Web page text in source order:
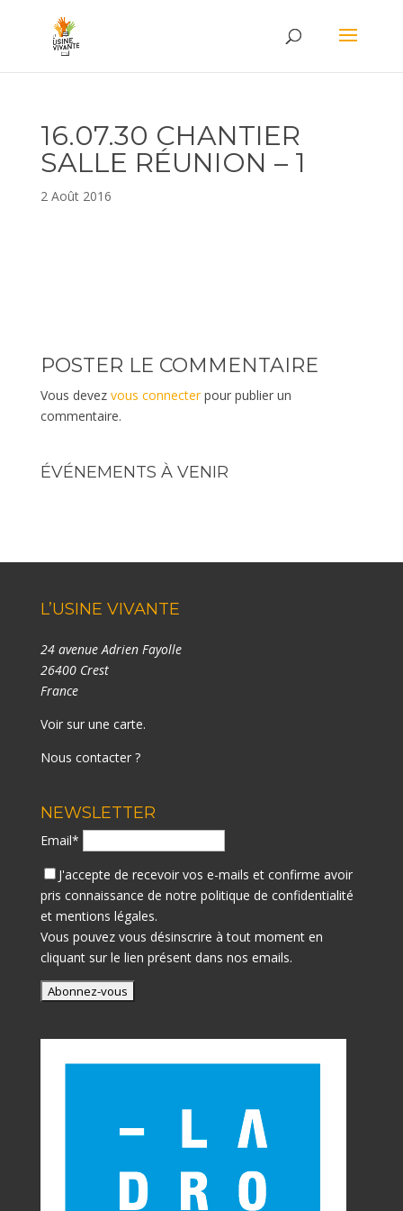
16.07.30 CHANTIER
SALLE RÉUNION – 1
2 Août 2016
POSTER LE COMMENTAIRE
Vous devez vous connecterpour publier un
commentaire.
ÉVÉNEMENTS À VENIR
L’USINE VIVANTE
24 avenue Adrien Fayolle
26400 Crest
France
Voir sur une carte.
Nous contacter ?
NEWSLETTER
Email*
J'accepte de recevoir vos e-mails et confirme avoir
pris connaissance de notre politique de confidentialité
et mentions légales.
Vous pouvez vous désinscrire à tout moment en
cliquant sur le lien présent dans nos emails.